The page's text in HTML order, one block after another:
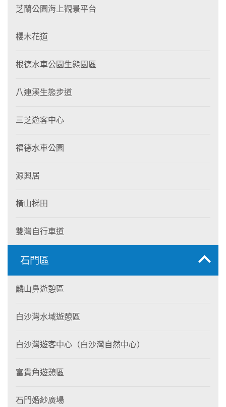
芝蘭公園海上觀景平台
櫻木花道
根德水車公園生態園區
八連溪生態步道
三芝遊客中心
福德水車公園
源興居
橫山梯田
雙灣自行車道
石門區
麟山鼻遊憩區
白沙灣水域遊憩區
白沙灣遊客中心（白沙灣自然中心）
富貴角遊憩區
石門婚紗廣場